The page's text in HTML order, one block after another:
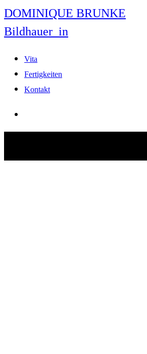
DOMINIQUE BRUNKE
Bildhauer_in
Vita
Fertigkeiten
Kontakt